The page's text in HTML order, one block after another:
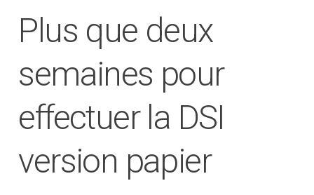
Plus que deux
semaines pour
effectuer la DSI
version papier